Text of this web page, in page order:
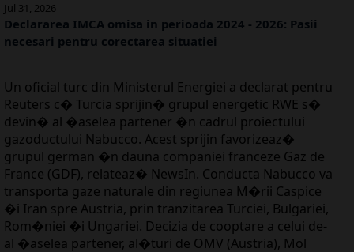
Jul 31, 2026
Declararea IMCA omisa in perioada 2024 - 2026: Pasii
necesari pentru corectarea situatiei
Un oficial turc din Ministerul Energiei a declarat pentru
Reuters c� Turcia sprijin� grupul energetic RWE s�
devin� al �aselea partener �n cadrul proiectului
gazoductului Nabucco. Acest sprijin favorizeaz�
grupul german �n dauna companiei franceze Gaz de
France (GDF), relateaz� NewsIn. Conducta Nabucco va
transporta gaze naturale din regiunea M�rii Caspice
�i Iran spre Austria, prin tranzitarea Turciei, Bulgariei,
Rom�niei �i Ungariei. Decizia de cooptare a celui de-
al �aselea partener, al�turi de OMV (Austria), Mol